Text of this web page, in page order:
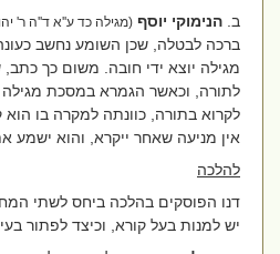
ב.הנימוקי יוסף(מגילה כד ע''א ד''ה ר'
ברכה לבטלה, שכן השומע נחשב
מגילה יוצא ידי חובה. משום כך כתב,
לתורה, וכאשר הגמרא במסכת מגילה
לקרוא בתורה, כוונתה למקרה בו הוא
אין מניעה שאחר ייקרא, והוא ישמע
להלכה
דנו הפוסקים בהלכה ביחס לשתי
יש למנות בעל קורא, וכיצד לפתור